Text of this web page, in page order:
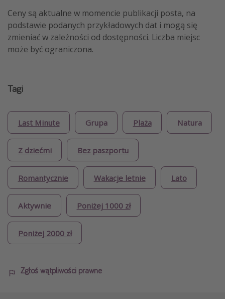
Ceny są aktualne w momencie publikacji posta, na
podstawie podanych przykładowych dat i mogą się
zmieniać w zależności od dostępności. Liczba miejsc
może być ograniczona.
Tagi
Last Minute Grupa Plaża Natura
Z dziećmi Bez paszportu
Romantycznie Wakacje letnie Lato
Aktywnie Poniżej 1000 zł
Poniżej 2000 zł
Zgłoś wątpliwości prawne